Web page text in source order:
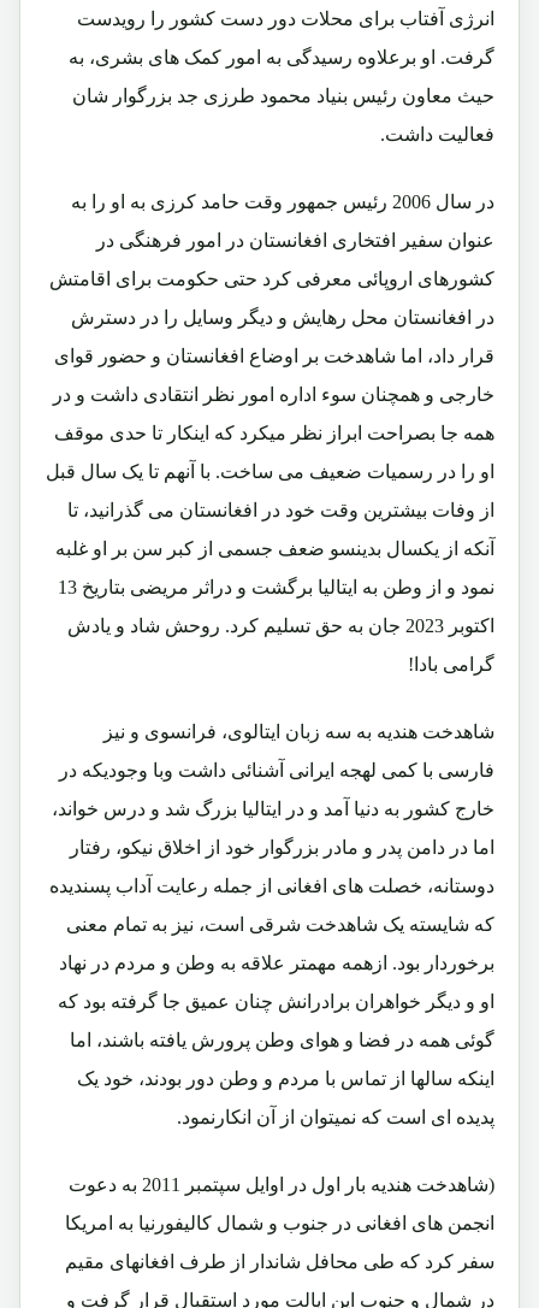
انرژی آفتاب برای محلات دور دست کشور را رویدست
گرفت. او برعلاوه رسیدگی به امور کمک های بشری، به
حیث معاون رئیس بنیاد محمود طرزی جد بزرگوار شان
فعالیت داشت.
در سال 2006 رئیس جمهور وقت حامد کرزی به او را به
عنوان سفیر افتخاری افغانستان در امور فرهنگی در
کشورهای اروپائی معرفی کرد حتی حکومت برای اقامتش
در افغانستان محل رهایش و دیگر وسایل را در دسترش
قرار داد، اما شاهدخت بر اوضاع افغانستان و حضور قوای
خارجی و همچنان سوء اداره امور نظر انتقادی داشت و در
همه جا بصراحت ابراز نظر میکرد که اینکار تا حدی موقف
او را در رسمیات ضعیف می ساخت. با آنهم تا یک سال قبل
از وفات بیشترین وقت خود در افغانستان می گذرانید، تا
آنکه از یکسال بدینسو ضعف جسمی از کبر سن بر او غلبه
نمود و از وطن به ایتالیا برگشت و دراثر مریضی بتاریخ 13
اکتوبر 2023 جان به حق تسلیم کرد. روحش شاد و یادش
گرامی بادا!
شاهدخت هندیه به سه زبان ایتالوی، فرانسوی و نیز
فارسی با کمی لهجه ایرانی آشنائی داشت وبا وجودیکه در
خارج کشور به دنیا آمد و در ایتالیا بزرگ شد و درس خواند،
اما در دامن پدر و مادر بزرگوار خود از اخلاق نیکو، رفتار
دوستانه، خصلت های افغانی از جمله رعایت آداب پسندیده
که شایسته یک شاهدخت شرقی است، نیز به تمام معنی
برخوردار بود. ازهمه مهمتر علاقه به وطن و مردم در نهاد
او و دیگر خواهران برادرانش چنان عمیق جا گرفته بود که
گوئی همه در فضا و هوای وطن پرورش یافته باشند، اما
اینکه سالها از تماس با مردم و وطن دور بودند، خود یک
پدیده ای است که نمیتوان از آن انکارنمود.
(شاهدخت هندیه بار اول در اوایل سپتمبر 2011 به دعوت
انجمن های افغانی در جنوب و شمال کالیفورنیا به امریکا
سفر کرد که طی محافل شاندار از طرف افغانهای مقیم
در شمال و جنوب این ایالت مورد استقبال قرار گرفت و